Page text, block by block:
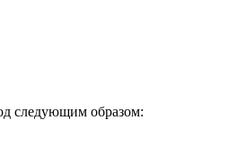
следующим образом: